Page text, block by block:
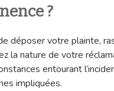
?
déposer votre plainte,
la nature de votre
entourant
impliquées.